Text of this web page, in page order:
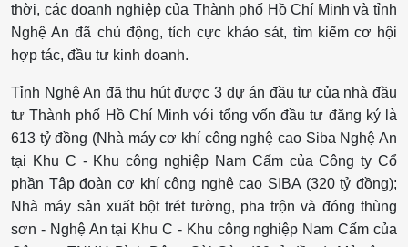
thời, các doanh nghiệp của Thành phố Hồ Chí Minh và tỉnh
Nghệ An đã chủ động, tích cực khảo sát, tìm kiếm cơ hội
hợp tác, đầu tư kinh doanh.
Tỉnh Nghệ An đã thu hút được 3 dự án đầu tư của nhà đầu
tư Thành phố Hồ Chí Minh với tổng vốn đầu tư đăng ký là
613 tỷ đồng (Nhà máy cơ khí công nghệ cao Siba Nghệ An
tại Khu C - Khu công nghiệp Nam Cấm của Công ty Cổ
phần Tập đoàn cơ khí công nghệ cao SIBA (320 tỷ đồng);
Nhà máy sản xuất bột trét tường, pha trộn và đóng thùng
sơn - Nghệ An tại Khu C - Khu công nghiệp Nam Cấm của